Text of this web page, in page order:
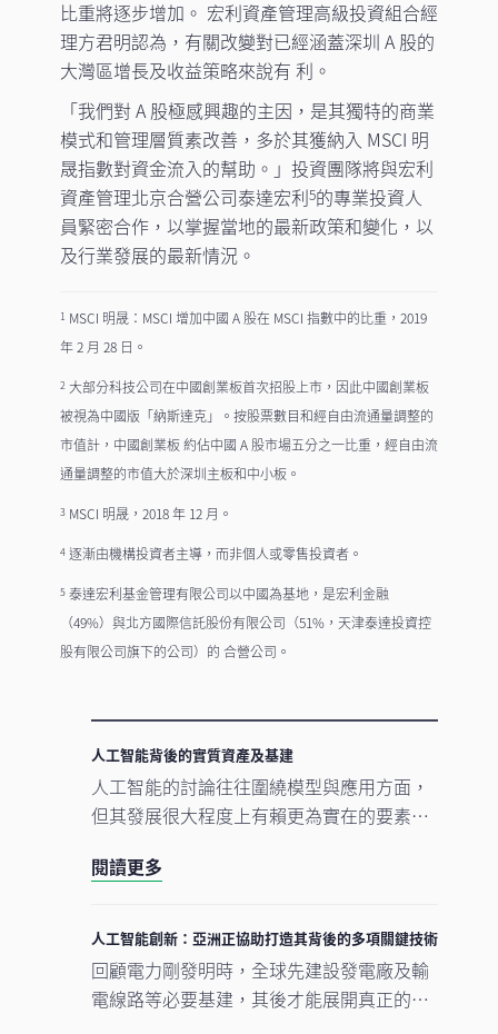
比重將逐步增加。 宏利資產管理高級投資組合經
理方君明認為，有關改變對已經涵蓋深圳 A 股的
大灣區增長及收益策略來說有 利。
「我們對 A 股極感興趣的主因，是其獨特的商業
模式和管理層質素改善，多於其獲納入 MSCI 明
晟指數對資金流入的幫助。」投資團隊將與宏利
資產管理北京合營公司泰達宏利5的專業投資人
員緊密合作，以掌握當地的最新政策和變化，以
及行業發展的最新情況。
1 MSCI 明晟：MSCI 增加中國 A 股在 MSCI 指數中的比重，2019
年 2 月 28 日。
2大部分科技公司在中國創業板首次招股上市，因此中國創業板
被視為中國版「納斯達克」。按股票數目和經自由流通量調整的
市值計，中國創業板 約佔中國 A 股市場五分之一比重，經自由流
通量調整的市值大於深圳主板和中小板。
3MSCI 明晟，2018 年 12 月。
4逐漸由機構投資者主導，而非個人或零售投資者。
5泰達宏利基金管理有限公司以中國為基地，是宏利金融
（49%）與北方國際信託股份有限公司（51%，天津泰達投資控
股有限公司旗下的公司）的 合營公司。
人工智能背後的實質資產及基建
人工智能的討論往往圍繞模型與應用方面，
但其發展很大程度上有賴更為實在的要素。
撐人工智能發展的實體基礎。隨著結構性因
工智能建設的支柱。
閱讀更多
人工智能創新：亞洲正協助打造其背後的多項關鍵技術
回顧電力剛發明時，全球先建設發電廠及輸
電線路等必要基建，其後才能展開真正的轉